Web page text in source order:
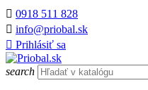
 0918 511 828
 info@priobal.sk
 Prihlásiť sa
search